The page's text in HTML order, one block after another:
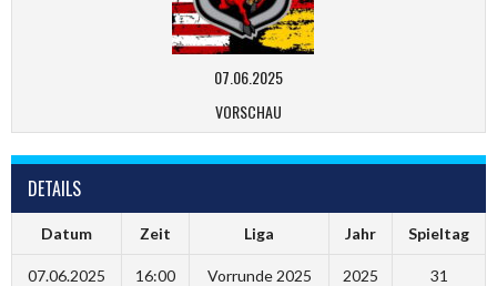
07.06.2025
VORSCHAU
DETAILS
Datum Zeit Liga Jahr Spieltag
07.06.2025 16:00 Vorrunde 2025 2025 31